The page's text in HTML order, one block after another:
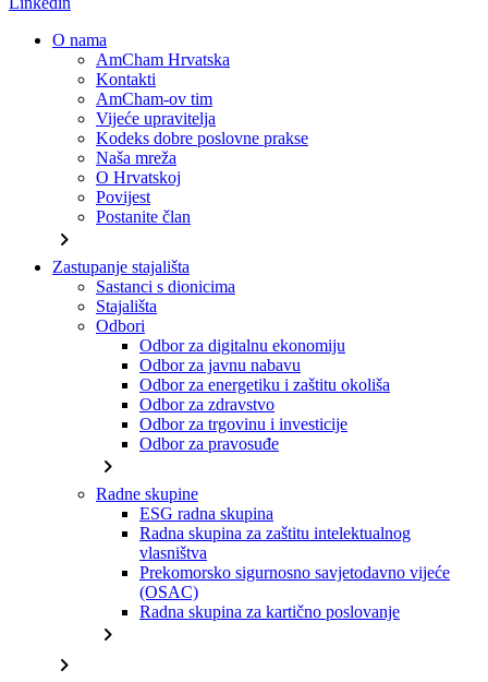
O nama
AmCham Hrvatska
Kontakti
AmCham-ov tim
Vijeće upravitelja
Kodeks dobre poslovne prakse
Naša mreža
O Hrvatskoj
Povijest
Postanite član
chevron_right
Zastupanje stajališta
Sastanci s dionicima
Stajališta
Odbori
Odbor za digitalnu ekonomiju
Odbor za javnu nabavu
Odbor za energetiku i zaštitu okoliša
Odbor za zdravstvo
Odbor za trgovinu i investicije
Odbor za pravosuđe
chevron_right
Radne skupine
ESG radna skupina
Radna skupina za zaštitu intelektualnog
vlasništva
Prekomorsko sigurnosno savjetodavno vijeće
(OSAC)
Radna skupina za kartično poslovanje
chevron_right
chevron_right